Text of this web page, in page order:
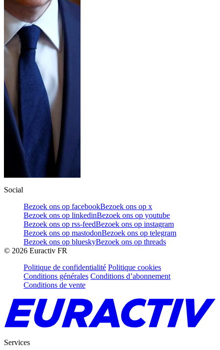
Social
Bezoek ons op facebookBezoek ons op x
Bezoek ons op linkedinBezoek ons op youtube
Bezoek ons op rss-feedBezoek ons op instagram
Bezoek ons op mastodonBezoek ons op telegram
Bezoek ons op blueskyBezoek ons op threads
© 2026 Euractiv FR
Politique de confidentialité Politique cookies
Conditions générales Conditions d’abonnement
Conditions de vente
Services